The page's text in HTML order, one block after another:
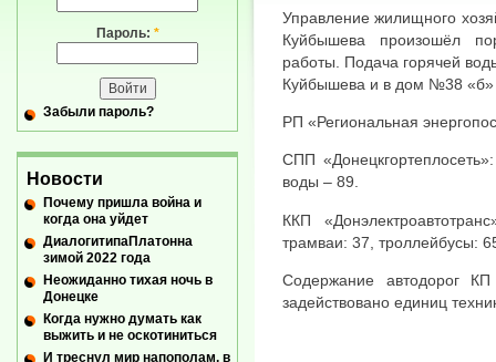
Управление жилищного
Куйбышева произошёл
работы. Подача горячей
Куйбышева и в дом №38 «б»
РП «Региональная
СПП
воды – 89.
ККП
трамваи: 37, троллейбусы:
Содержание автодорог
задействовано единиц
Пароль: *
Забыли пароль?
Новости
Почему пришла война и
когда она уйдет
ДиалогитипаПлатонна
зимой 2022 года
Неожиданно тихая ночь в
Донецке
Когда нужно думать как
выжить и не оскотиниться
И треснул мир напополам, в